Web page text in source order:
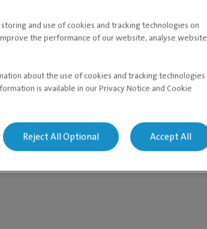
and use of cookies and tracking technologies on
the performance of our website, analyse website
about the use of cookies and tracking technologies
is available in our Privacy Notice and Cookie
Reject All Optional Accept All